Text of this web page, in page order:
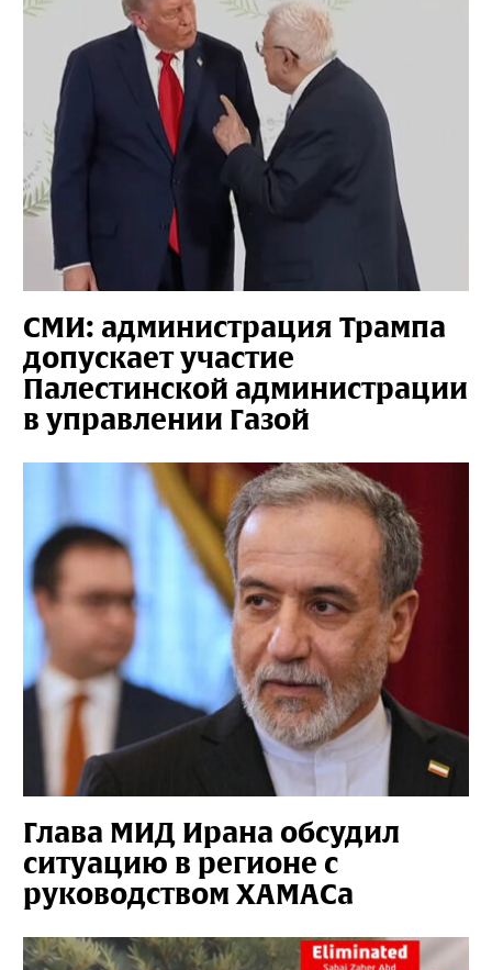
СМИ: администрация Трампа
допускает участие
Палестинской администрации
в управлении Газой
Глава МИД Ирана обсудил
ситуацию в регионе с
руководством ХАМАСа